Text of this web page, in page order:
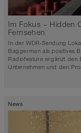
Im Fokus – Hidden
Fernsehen
In der WDR-Sendung
Baggerman als positives
Radiofeature ergänzt
Unternehmen und den
News